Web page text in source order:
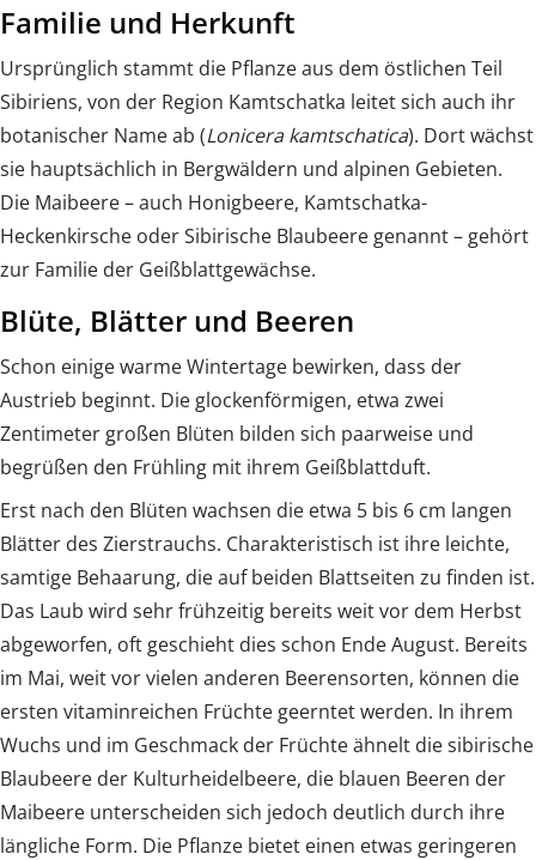
Familie und Herkunft
Ursprünglich stammt die Pflanze aus dem östlichen Teil
Sibiriens, von der Region Kamtschatka leitet sich auch ihr
botanischer Name ab (Lonicera kamtschatica). Dort wächst
sie hauptsächlich in Bergwäldern und alpinen Gebieten.
Die Maibeere – auch Honigbeere, Kamtschatka-
Heckenkirsche oder Sibirische Blaubeere genannt – gehört
zur Familie der Geißblattgewächse.
Blüte, Blätter und Beeren
Schon einige warme Wintertage bewirken, dass der
Austrieb beginnt. Die glockenförmigen, etwa zwei
Zentimeter großen Blüten bilden sich paarweise und
begrüßen den Frühling mit ihrem Geißblattduft.
Erst nach den Blüten wachsen die etwa 5 bis 6 cm langen
Blätter des Zierstrauchs. Charakteristisch ist ihre leichte,
samtige Behaarung, die auf beiden Blattseiten zu finden ist.
Das Laub wird sehr frühzeitig bereits weit vor dem Herbst
abgeworfen, oft geschieht dies schon Ende August. Bereits
im Mai, weit vor vielen anderen Beerensorten, können die
ersten vitaminreichen Früchte geerntet werden. In ihrem
Wuchs und im Geschmack der Früchte ähnelt die sibirische
Blaubeere der Kulturheidelbeere, die blauen Beeren der
Maibeere unterscheiden sich jedoch deutlich durch ihre
längliche Form. Die Pflanze bietet einen etwas geringeren